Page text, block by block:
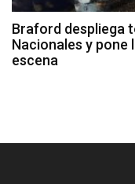
Braford despliega
Nacionales y pone
escena